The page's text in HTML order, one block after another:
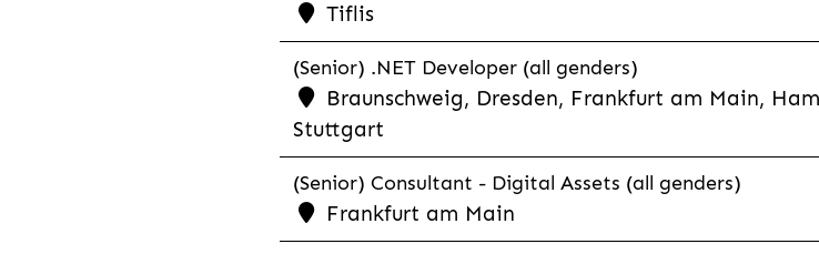
Tiflis
(Senior) .NET Developer (all genders)
Braunschweig, Dresden, Frankfurt am Main,
Stuttgart
(Senior) Consultant - Digital Assets (all genders)
Frankfurt am Main